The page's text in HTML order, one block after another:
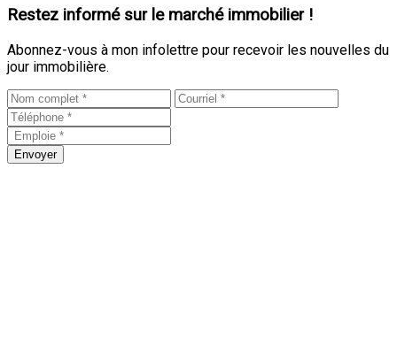
Restez informé sur le marché immobilier !
Abonnez-vous à mon infolettre pour recevoir les nouvelles du
jour immobilière.
Envoyer